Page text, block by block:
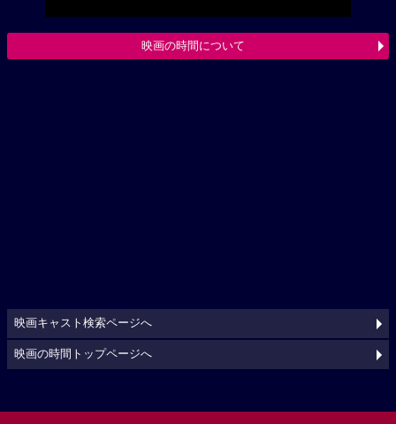
映画の時間について
映画キャスト検索ページへ
映画の時間トップページへ